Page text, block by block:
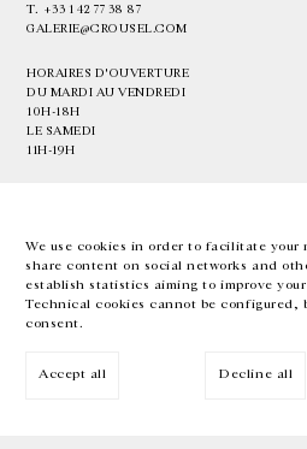
We use cookies in order to facilitate
share content on social networks and
establish statistics aiming to improve
Technical cookies cannot be configured,
consent.
Accept all Decline all
T. +33 1 42 77 38 87
GALERIE@CROUSEL.COM
HORAIRES D'OUVERTURE
DU MARDI AU VENDREDI
10H-18H
LE SAMEDI
11H-19H
EN FR 中文 Facebook Instagram
Inscrivez-vous à notre newsletter